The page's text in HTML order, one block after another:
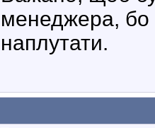
менеджера, бо
наплутати.